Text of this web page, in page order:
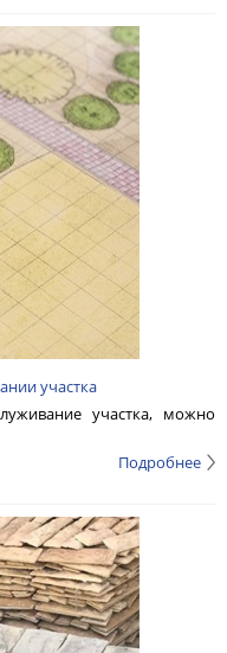
участка
участка, можно
Подробнее